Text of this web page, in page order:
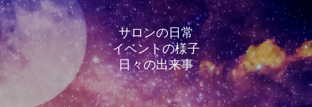
サロンの日常
イベン トの様子
日々の出来事